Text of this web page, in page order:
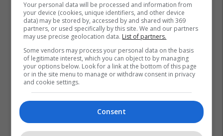
Your personal data will be processed and information from
your device (cookies, unique identifiers, and other device
data) may be stored by, accessed by and shared with 369
partners, or used specifically by this site. We and our partners
may use precise geolocation data. List of partners.
Some vendors may process your personal data on the basis
of legitimate interest, which you can object to by managing
your options below. Look for a link at the bottom of this page
or in the site menu to manage or withdraw consent in privacy
and cookie settings.
Consent